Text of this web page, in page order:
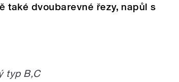
také dvoubarevné řezy, napůl s
typ B,C